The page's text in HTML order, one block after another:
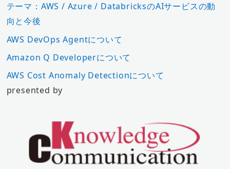
テーマ：AWS / Azure / DatabricksのAIサービスの動
向と今後
AWS DevOps Agentについて
Amazon Q Developerについて
AWS Cost Anomaly Detectionについて
presented by